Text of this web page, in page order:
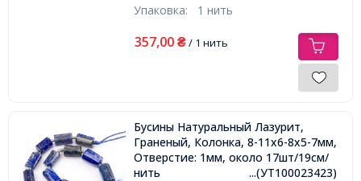
Упаковка: 1 нить
357,00 ₴/ 1 нить
Бусины Натуральный Лазурит,
Граненый, Колонка, 8-11x6-8x5-7мм,
Отверстие: 1мм, около 17шт/19см/
нить
...(УТ100023423)